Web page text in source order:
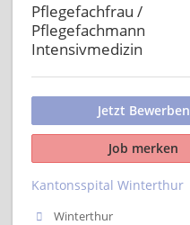
Pflegefachfrau /
Pflegefachmann
Intensivmedizin
Jetzt Bewerben
Job merken
Kantonsspital Winterthur
Winterthur